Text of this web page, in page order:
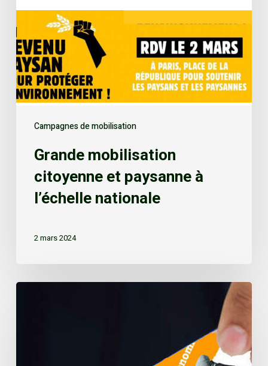
Campagnes de mobilisation
Grande mobilisation
citoyenne et paysanne à
l’échelle nationale
2 mars 2024